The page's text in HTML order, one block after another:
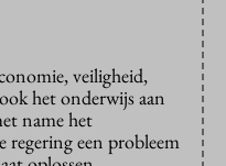
veiligheid,
het onderwijs aan
name het
regering een probleem